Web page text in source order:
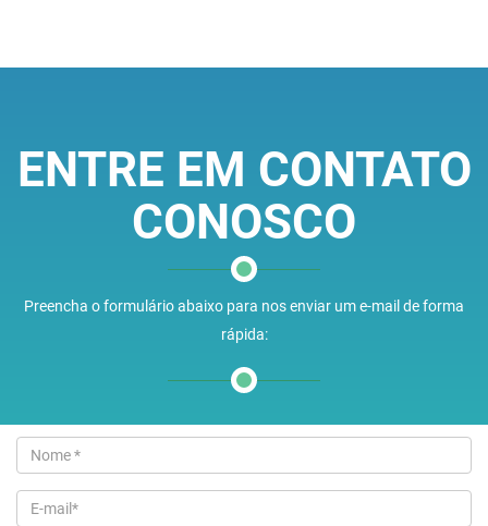
ENTRE EM CONTATO
CONOSCO
Preencha o formulário abaixo para nos enviar um e-mail de forma
rápida: